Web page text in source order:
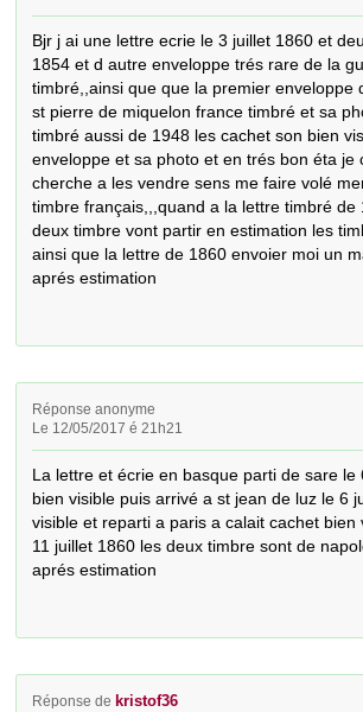
Bjr j ai une lettre ecrie le 3 juillet 1860 et
1854 et d autre enveloppe trés rare de la
timbré,,ainsi que que la premier enveloppe
st pierre de miquelon france timbré et sa
timbré aussi de 1948 les cachet son bien
enveloppe et sa photo et en trés bon éta je
cherche a les vendre sens me faire volé
timbre français,,,quand a la lettre timbré de
deux timbre vont partir en estimation les
ainsi que la lettre de 1860 envoier moi un
aprés estimation
Réponse anonyme
Le 12/05/2017 é 21h21
La lettre et écrie en basque parti de sare le
bien visible puis arrivé a st jean de luz le 6
visible et reparti a paris a calait cachet bien
11 juillet 1860 les deux timbre sont de
aprés estimation
Réponse de kristof36